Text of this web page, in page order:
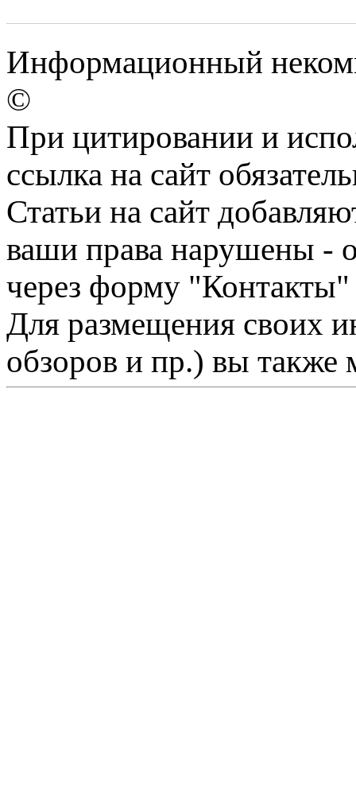
Информационный
©
При цитировании и
ссылка на сайт
Статьи на сайт
ваши права нарушены -
через форму "Контакты"
Для размещения своих
обзоров и пр.) вы также